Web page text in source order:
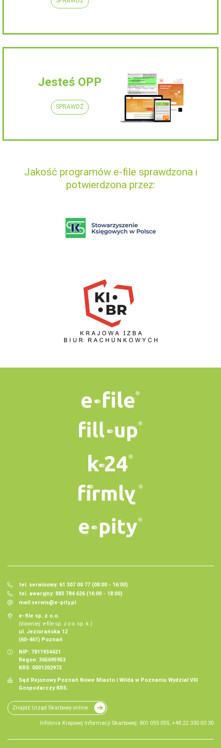
Jesteś OPP
SPRAWDŹ
Jakość programów e-file sprawdzona i
potwierdzona przez:
tel. serwisowy: 61 307 00 77 (08:00 - 16:00)
tel. awaryjny: 883 784 626 (16:00 - 18:00)
mail:serwis@e-pity.pl
e-file sp. z o.o.
(dawniej: e-file sp. z o.o. sp. k.)
ul. Jeziorańska 12
(60-461) Poznań
NIP: 7811934421
Regon: 365695953
KRS: 0001202973
Sąd Rejonowy Poznań Nowe Miasto i Wilda w Poznaniu Wydział VIII
Gospodarczy KRS.
Znajdź Urząd Skarbowy online
Infolinia Krajowej Informacji Skarbowej: 801 055 055, +48 22 330 03 30